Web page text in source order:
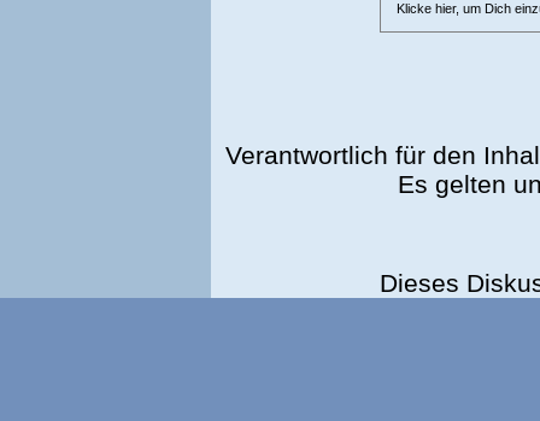
Klicke hier, um Dich
Verantwortlich für den
Es gelten
Dieses